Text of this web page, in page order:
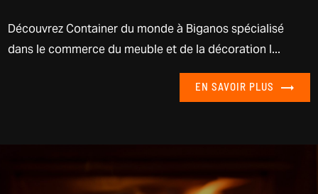
Découvrez Container du monde à Biganos spécialisé
dans le commerce du meuble et de la décoration I...
EN SAVOIR PLUS